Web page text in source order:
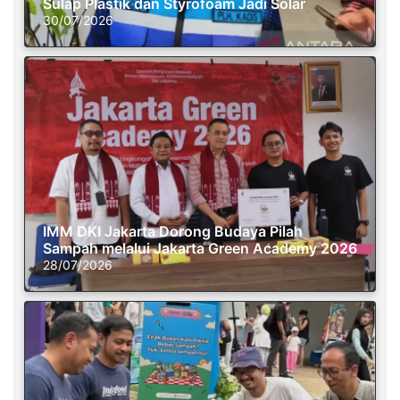
Sulap Plastik dan Styrofoam Jadi Solar
30/07/2026
IMM DKI Jakarta Dorong Budaya Pilah
Sampah melalui Jakarta Green Academy 2026
28/07/2026